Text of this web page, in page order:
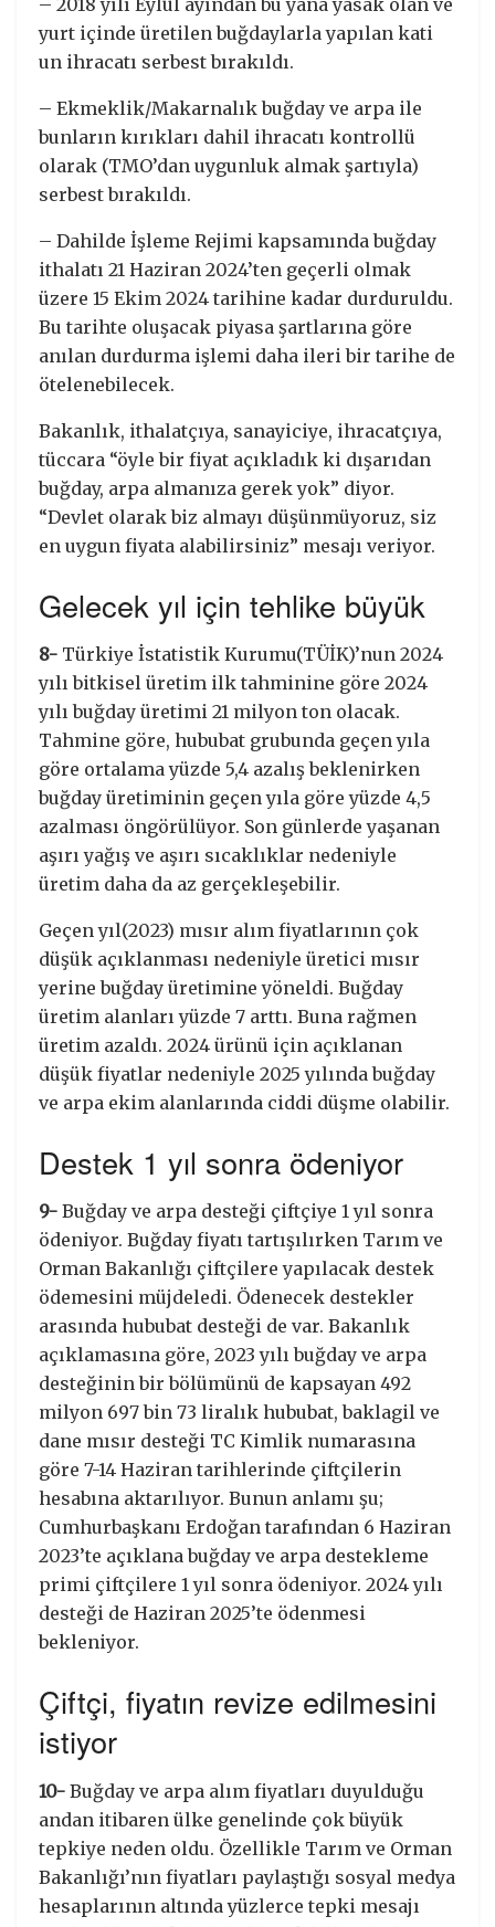
yurt içinde üretilen buğdaylarla yapılan kati
un ihracatı serbest bırakıldı.
– Ekmeklik/Makarnalık buğday ve arpa ile
bunların kırıkları dahil ihracatı kontrollü
olarak (TMO’dan uygunluk almak şartıyla)
serbest bırakıldı.
– Dahilde İşleme Rejimi kapsamında buğday
ithalatı 21 Haziran 2024’ten geçerli olmak
üzere 15 Ekim 2024 tarihine kadar durduruldu.
Bu tarihte oluşacak piyasa şartlarına göre
anılan durdurma işlemi daha ileri bir tarihe de
ötelenebilecek.
Bakanlık, ithalatçıya, sanayiciye, ihracatçıya,
tüccara “öyle bir fiyat açıkladık ki dışarıdan
buğday, arpa almanıza gerek yok” diyor.
“Devlet olarak biz almayı düşünmüyoruz, siz
en uygun fiyata alabilirsiniz” mesajı veriyor.
Gelecek yıl için tehlike büyük
8- Türkiye İstatistik Kurumu(TÜİK)’nun 2024
yılı bitkisel üretim ilk tahminine göre 2024
yılı buğday üretimi 21 milyon ton olacak.
Tahmine göre, hububat grubunda geçen yıla
göre ortalama yüzde 5,4 azalış beklenirken
buğday üretiminin geçen yıla göre yüzde 4,5
azalması öngörülüyor. Son günlerde yaşanan
aşırı yağış ve aşırı sıcaklıklar nedeniyle
üretim daha da az gerçekleşebilir.
Geçen yıl(2023) mısır alım fiyatlarının çok
düşük açıklanması nedeniyle üretici mısır
yerine buğday üretimine yöneldi. Buğday
üretim alanları yüzde 7 arttı. Buna rağmen
üretim azaldı. 2024 ürünü için açıklanan
düşük fiyatlar nedeniyle 2025 yılında buğday
ve arpa ekim alanlarında ciddi düşme olabilir.
Destek 1 yıl sonra ödeniyor
9- Buğday ve arpa desteği çiftçiye 1 yıl sonra
ödeniyor. Buğday fiyatı tartışılırken Tarım ve
Orman Bakanlığı çiftçilere yapılacak destek
ödemesini müjdeledi. Ödenecek destekler
arasında hububat desteği de var. Bakanlık
açıklamasına göre, 2023 yılı buğday ve arpa
desteğinin bir bölümünü de kapsayan 492
milyon 697 bin 73 liralık hububat, baklagil ve
dane mısır desteği TC Kimlik numarasına
göre 7-14 Haziran tarihlerinde çiftçilerin
hesabına aktarılıyor. Bunun anlamı şu;
Cumhurbaşkanı Erdoğan tarafından 6 Haziran
2023’te açıklana buğday ve arpa destekleme
primi çiftçilere 1 yıl sonra ödeniyor. 2024 yılı
desteği de Haziran 2025’te ödenmesi
bekleniyor.
Çiftçi, fiyatın revize edilmesini
istiyor
10- Buğday ve arpa alım fiyatları duyulduğu
andan itibaren ülke genelinde çok büyük
tepkiye neden oldu. Özellikle Tarım ve Orman
Bakanlığı’nın fiyatları paylaştığı sosyal medya
hesaplarının altında yüzlerce tepki mesajı